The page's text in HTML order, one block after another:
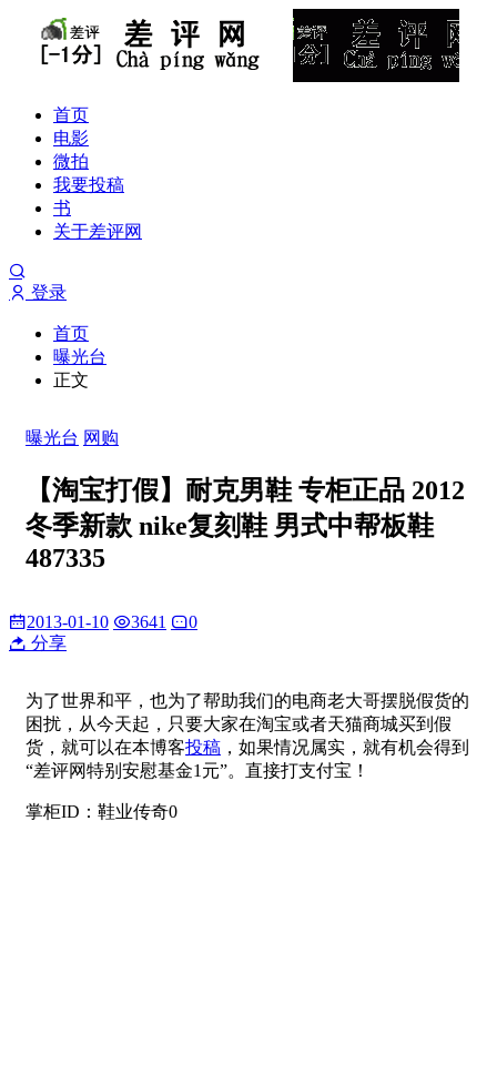
首页
电影
微拍
我要投稿
书
关于差评网
登录
首页
曝光台
正文
曝光台 网购
【淘宝打假】耐克男鞋 专柜正品 2012
冬季新款 nike复刻鞋 男式中帮板鞋
487335
2013-01-10 3641
0
分享
为了世界和平，也为了帮助我们的电商老大哥摆脱假货的
困扰，从今天起，只要大家在淘宝或者天猫商城买到假
货，就可以在本博客投稿 ，如果情况属实，就有机会得到
“差评网特别安慰基金1元”。直接打支付宝！
掌柜ID：鞋业传奇0